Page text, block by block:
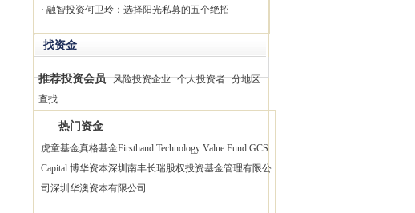
· 融智投资何卫玲：选择阳光私募的五个绝招
找资金
推荐投资会员 风险投资企业 个人投资者 分地区
查找
热门资金
虎童基金真格基金Firsthand Technology Value Fund GCS
Capital 博华资本深圳南丰长瑞股权投资基金管理有限公
司 深圳华澳资本有限公司